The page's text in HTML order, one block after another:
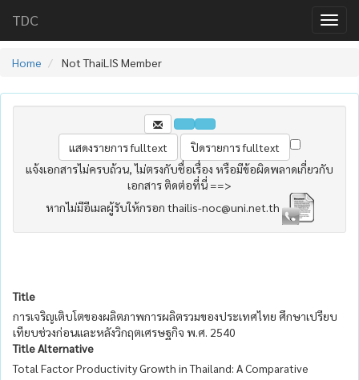
TDC
Home Not ThaiLIS Member
แจ้งเอกสารไม่ครบถ้วน, ไม่ตรงกับชื่อเรื่อง หรือมีข้อผิดพลาดเกี่ยวกับ
เอกสาร ติดต่อที่นี่ ==>
หากไม่มีอีเมลผู้รับให้กรอก thailis-noc@uni.net.th
Title
การเจริญเติบโตของผลิตภาพการผลิตรวมของประเทศไทย ศึกษาเปรียบ
เทียบช่วงก่อนและหลังวิกฤตเศรษฐกิจ พ.ศ. 2540
Title Alternative
Total Factor Productivity Growth in Thailand: A Comparative